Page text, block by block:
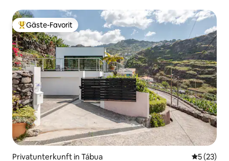
Beliebter Gäste-Favorit.
Gäste-Favorit
Privatunterkunft in Tábua
5 (23)